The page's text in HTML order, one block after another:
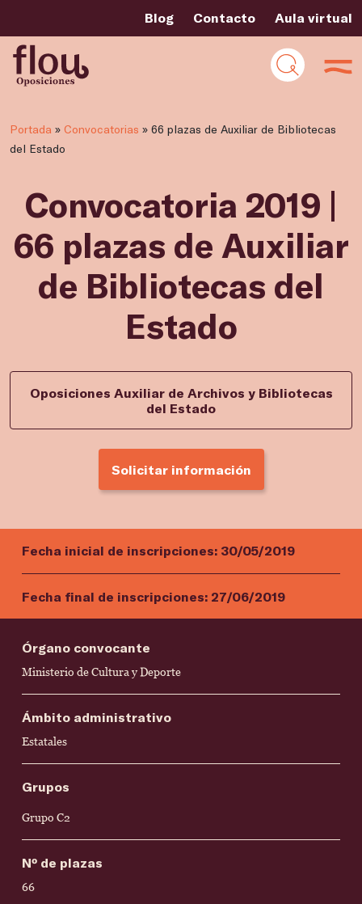
Blog Contacto Aula virtual
Portada » Convocatorias » 66 plazas de Auxiliar de Bibliotecas
del Estado
Convocatoria 2019 |
66 plazas de Auxiliar
de Bibliotecas del
Estado
Oposiciones Auxiliar de Archivos y Bibliotecas
del Estado
Solicitar información
Fecha inicial de inscripciones: 30/05/2019
Fecha final de inscripciones: 27/06/2019
Órgano convocante
Ministerio de Cultura y Deporte
Ámbito administrativo
Estatales
Grupos
Grupo C2
Nº de plazas
66